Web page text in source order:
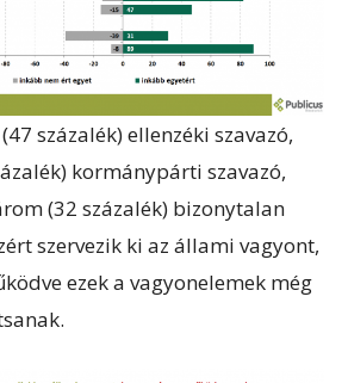
százalék) ellenzéki szavazó,
kormánypárti szavazó,
(32 százalék) bizonytalan
szervezik ki az állami vagyont,
ezek a vagyonelemek még